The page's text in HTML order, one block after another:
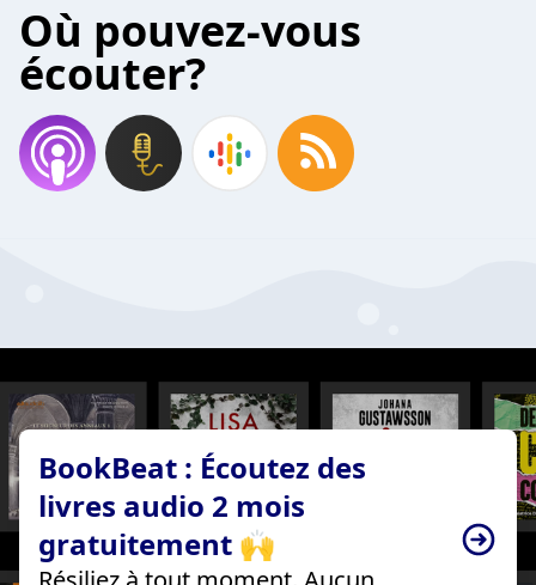
Où pouvez-vous
écouter?
BookBeat : Écoutez des
livres audio 2 mois
gratuitement 🙌